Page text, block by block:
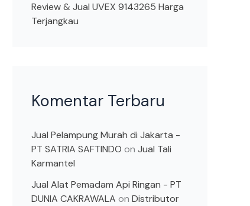
Review & Jual UVEX 9143265 Harga
Terjangkau
Komentar Terbaru
Jual Pelampung Murah di Jakarta -
PT SATRIA SAFTINDO on Jual Tali
Karmantel
Jual Alat Pemadam Api Ringan - PT
DUNIA CAKRAWALA on Distributor